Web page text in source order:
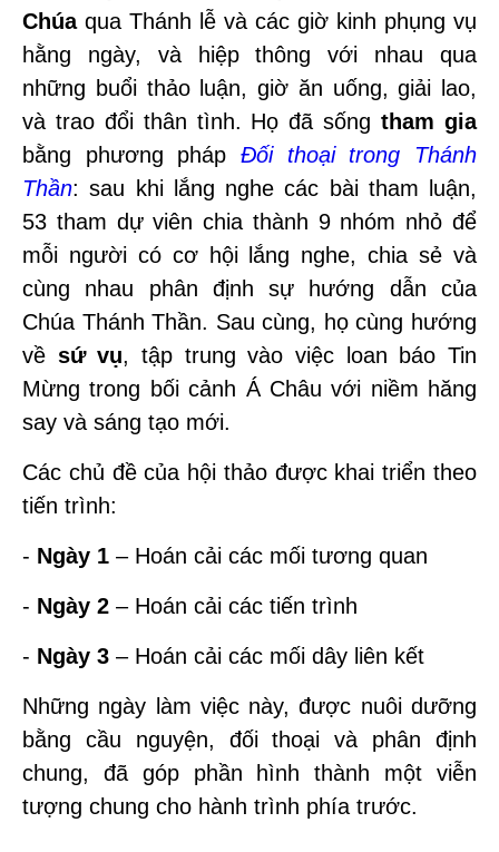
Chúaqua Thánh lễ và các giờ kinh phụng vụ
hằng ngày, và hiệp thông với nhau qua
những buổi thảo luận, giờ ăn uống, giải lao,
và trao đổi thân tình. Họ đã sốngtham gia
bằng phương pháp Đối thoại trong Thánh
Thần: sau khi lắng nghe các bài tham luận,
53 tham dự viên chia thành 9 nhóm nhỏ để
mỗi người có cơ hội lắng nghe, chia sẻ và
cùng nhau phân định sự hướng dẫn của
Chúa Thánh Thần. Sau cùng, họ cùng hướng
về sứ vụ, tập trung vào việc loan báo Tin
Mừng trong bối cảnh Á Châu với niềm hăng
say và sáng tạo mới.
Các chủ đề của hội thảo được khai triển theo
tiến trình:
- Ngày 1 – Hoán cải các mối tương quan
- Ngày 2 – Hoán cải các tiến trình
- Ngày 3 – Hoán cải các mối dây liên kết
Những ngày làm việc này, được nuôi dưỡng
bằng cầu nguyện, đối thoại và phân định
chung, đã góp phần hình thành một viễn
tượng chung cho hành trình phía trước.